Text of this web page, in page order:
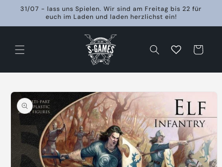
zum
31/07 - lass uns Spielen. Wir sind am Freitag bis 22 für
euch im Laden und laden herzlichst ein!
Warenkorb